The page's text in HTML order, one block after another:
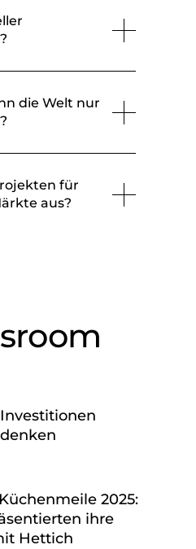
die Welt nur
für
aus?
2025:
ihre
Hettich